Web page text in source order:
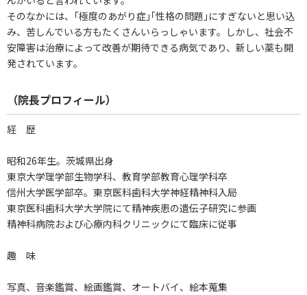
そのなかには、｢極度のあがり症｣｢性格の問題｣にすぎないと思い込
み、苦しんでいる方もたくさんいらっしゃいます。しかし、社会不
安障害は治療によって改善が期待できる病気であり、新しい薬も開
発されています。
（院長プロフィール）
経 歴
昭和26年生。茨城県出身
東京大学理学部生物学科、教育学部教育心理学科卒
信州大学医学部卒。東京医科歯科大学神経精神科入局
東京医科歯科大学大学院にて精神疾患の遺伝子研究に参画
精神科病院および心療内科クリニックにて臨床に従事
趣 味
写真、音楽鑑賞、絵画鑑賞、オートバイ、絵本蒐集